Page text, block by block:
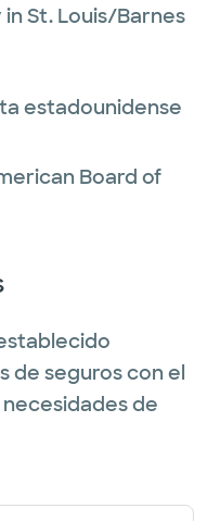
St. Louis/Barnes
estadounidense
Board of
de seguros con el
de